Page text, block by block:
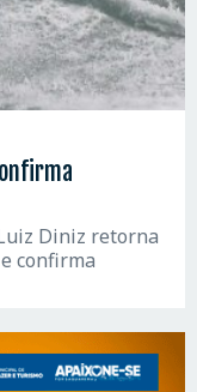
Diniz retorna
confirma